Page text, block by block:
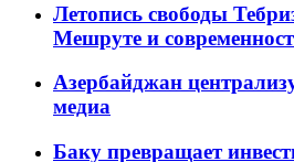
Летопись свободы
Мешруте и
Азербайджан
медиа
Баку превращает